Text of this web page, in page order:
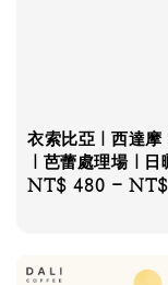
衣索比亞｜西達摩
｜芭蕾處理場｜日
Regular
NT$ 480 -